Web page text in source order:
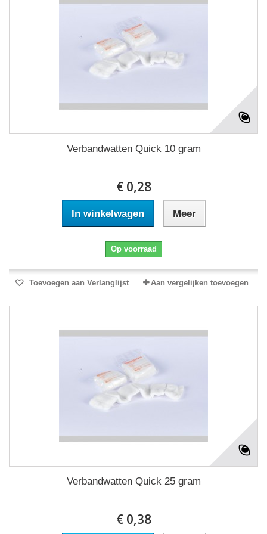
Verbandwatten Quick 10 gram
€ 0,28
In winkelwagen Meer
Op voorraad
Toevoegen aan Verlanglijst Aan vergelijken toevoegen
Verbandwatten Quick 25 gram
€ 0,38